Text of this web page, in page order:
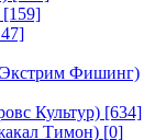
[159]
Фишинг)
Культур) [634]
Тимон) [0]